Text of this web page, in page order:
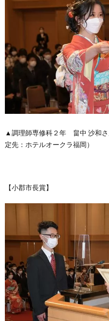
▲調理師専修科２年 畠中 沙和さ
定先：ホテルオークラ福岡）
【小郡市長賞】